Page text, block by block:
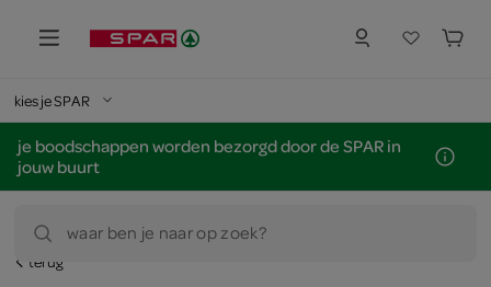
kies je SPAR
je boodschappen worden bezorgd door de SPAR in
jouw buurt
waar ben je naar op zoek?
terug